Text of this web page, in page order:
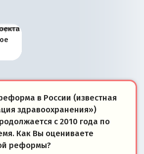
во
и
вв
в России (известная
здравоохранения»)
с 2010 года по
Как Вы оцениваете
реформы?